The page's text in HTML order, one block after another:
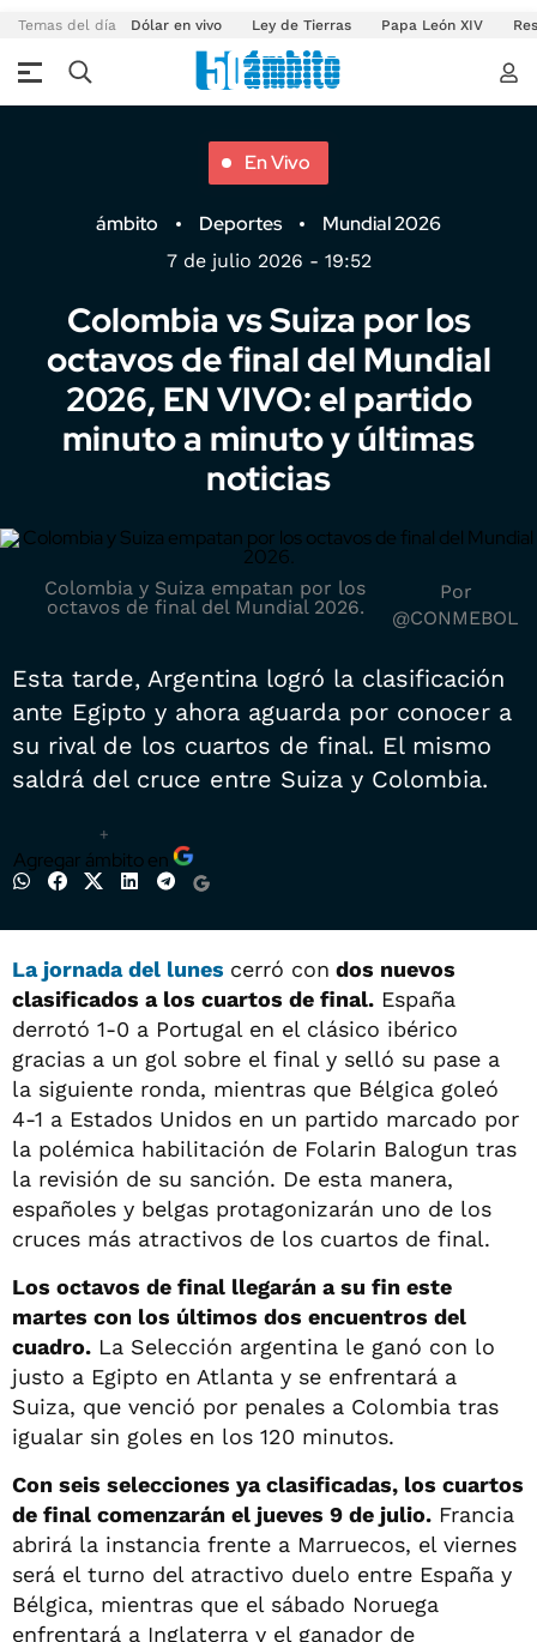
Temas del día Dólar en vivo Ley de Tierras Papa León XIV
En Vivo
ámbito Deportes Mundial 2026
7 de julio 2026 - 19:52
Colombia vs Suiza por los
octavos de final del Mundial
2026, EN VIVO: el partido
minuto a minuto y últimas
noticias
Colombia y Suiza empatan por los
octavos de final del Mundial 2026.
Por
@CONMEBOL
Esta tarde, Argentina logró la clasificación
ante Egipto y ahora aguarda por conocer a
su rival de los cuartos de final. El mismo
saldrá del cruce entre Suiza y Colombia.
+
Agregar ámbito en
La jornada del lunes cerró con dos nuevos
clasificados a los cuartos de final. España
derrotó 1-0 a Portugal en el clásico ibérico
gracias a un gol sobre el final y selló su pase a
la siguiente ronda, mientras que Bélgica goleó
4-1 a Estados Unidos en un partido marcado por
la polémica habilitación de Folarin Balogun tras
la revisión de su sanción. De esta manera,
españoles y belgas protagonizarán uno de los
cruces más atractivos de los cuartos de final.
Los octavos de final llegarán a su fin este
martes con los últimos dos encuentros del
cuadro. La Selección argentina le ganó con lo
justo a Egipto en Atlanta y se enfrentará a
Suiza, que venció por penales a Colombia tras
igualar sin goles en los 120 minutos.
Con seis selecciones ya clasificadas, los cuartos
de final comenzarán el jueves 9 de julio. Francia
abrirá la instancia frente a Marruecos, el viernes
será el turno del atractivo duelo entre España y
Bélgica, mientras que el sábado Noruega
enfrentará a Inglaterra y el ganador de